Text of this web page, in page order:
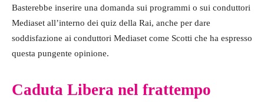
Basterebbe inserire una domanda sui programmi o sui conduttori
Mediaset all’interno dei quiz della Rai, anche per dare
soddisfazione ai conduttori Mediaset come Scotti che ha espresso
questa pungente opinione.
Caduta Libera nel frattempo